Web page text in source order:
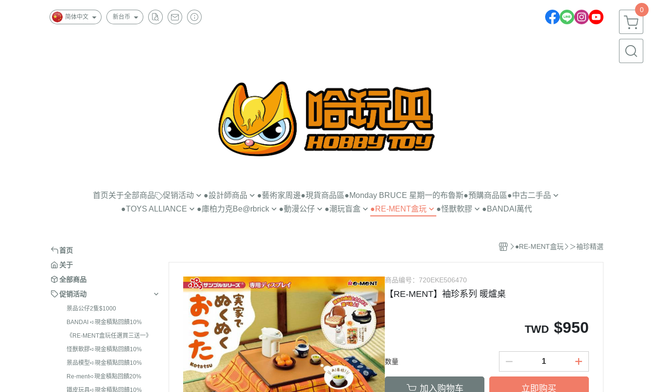
简体中文 新台币
0
首页关于全部商品 促销活动
怪獸軟膠➪現金積點回饋10%
景品模型➪現金積點回饋10%
Re-ment➪現金積點回饋20%
鐵皮玩具➪現金積點回饋10%
日本磁鐵玩具➪現金積點回饋
10%
●設計師商品 ●藝術家周邊●現貨商品區●Monday BRUCE 星期一的布魯斯●預購商品區●中古二手品
庫柏力克 / KUBRICK
機器人系列
英雄系列
●TOYS ALLIANCE ●庫柏力克Be@rbrick
＞BE@RBRICK 1000%
●動漫公仔
＞間諜家家酒
＞鬼滅之刃
＞東京復仇者
＞咒術迴戰
＞七龍珠
＞航海王
＞通靈王
＞寶可夢
＞刀劍神域
●潮玩盲盒
＞ 朝隈俊男
＞ Animal Life
＞ 角落生物
＞卡娜赫拉的小動物
＞寶可夢Pokemon
＞盲盒
＞Montomi
●RE-MENT盒玩
＞史奴比SNOOPY
＞寶可夢Pokémon
＞角落生物
＞星之卡比
＞哈姆太郎
＞名偵探 柯南
＞懶懶熊 拉拉熊
＞正能量企鵝
＞蠟筆小新
●怪獸軟膠
＞超人力霸王
●BANDAI萬代
首页
关于
全部商品
促销活动
景品公仔2隻$1000
BANDAI ➪現金積點回饋10%
《RE-MENT盒玩任選買三送一》
怪獸軟膠➪現金積點回饋10%
景品模型➪現金積點回饋10%
Re-ment➪現金積點回饋20%
鐵皮玩具➪現金積點回饋10%
●RE-MENT盒玩 ＞袖珍精選
商品编号：720EKE506470
【RE-MENT】袖珍系列 暖爐桌
TWD $950
数量
加入购物车 立即购买